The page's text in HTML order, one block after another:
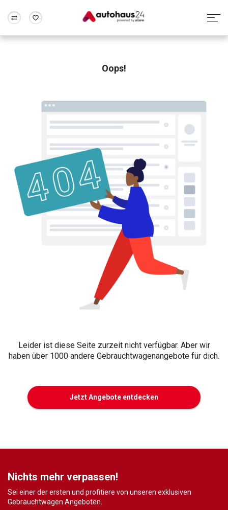
Rund um die Inzahlungnahme
Oops!
Leider ist diese Seite zurzeit nicht verfügbar. Aber wir
haben über 1000 andere Gebrauchtwagenangebote für dich.
Jetzt Angebote entdecken
Nichts mehr verpassen!
Sei einer der ersten und profitiere von unseren exklusiven
Gebrauchtwagen Angeboten.